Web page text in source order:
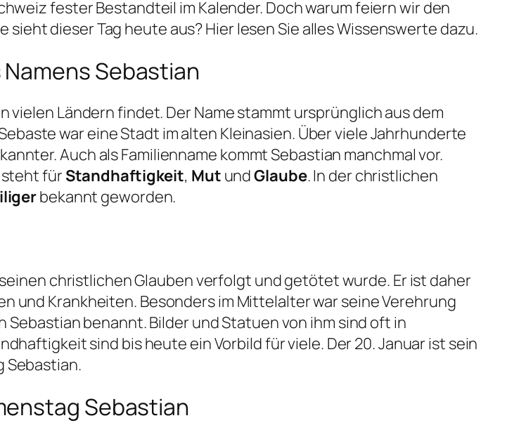
fester Bestandteil im Kalender. Doch warum feiern wir den
dieser Tag heute aus? Hier lesen Sie alles Wissenswerte dazu.
Sebastian
vielen Ländern findet. Der Name stammt ursprünglich aus dem
war eine Stadt im alten Kleinasien. Über viele Jahrhunderte
Auch als Familienname kommt Sebastian manchmal vor.
für Standhaftigkeit, Mut undGlaube. In der christlichen
bekannt geworden.
christlichen Glauben verfolgt und getötet wurde. Er ist daher
und Krankheiten. Besonders im Mittelalter war seine Verehrung
benannt. Bilder und Statuen von ihm sind oft in
sind bis heute ein Vorbild für viele. Der 20. Januar ist sein
Sebastian.
Sebastian